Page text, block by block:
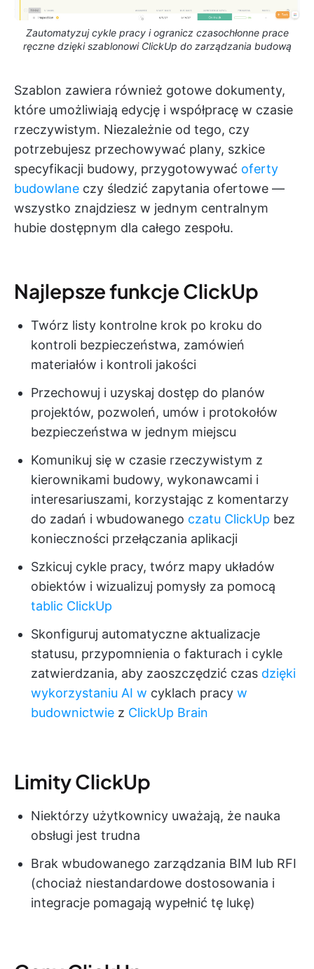
Zautomatyzuj cykle pracy i ogranicz czasochłonne prace
ręczne dzięki szablonowi ClickUp do zarządzania budową
Szablon zawiera również gotowe dokumenty,
które umożliwiają edycję i współpracę w czasie
rzeczywistym. Niezależnie od tego, czy
potrzebujesz przechowywać plany, szkice
specyfikacji budowy, przygotowywać oferty
budowlane czy śledzić zapytania ofertowe —
wszystko znajdziesz w jednym centralnym
hubie dostępnym dla całego zespołu.
Najlepsze funkcje ClickUp
Twórz listy kontrolne krok po kroku do
kontroli bezpieczeństwa, zamówień
materiałów i kontroli jakości
Przechowuj i uzyskaj dostęp do planów
projektów, pozwoleń, umów i protokołów
bezpieczeństwa w jednym miejscu
Komunikuj się w czasie rzeczywistym z
kierownikami budowy, wykonawcami i
interesariuszami, korzystając z komentarzy
do zadań i wbudowanego czatu ClickUp bez
konieczności przełączania aplikacji
Szkicuj cykle pracy, twórz mapy układów
obiektów i wizualizuj pomysły za pomocą
tablic ClickUp
Skonfiguruj automatyczne aktualizacje
statusu, przypomnienia o fakturach i cykle
zatwierdzania, aby zaoszczędzić czas dzięki
wykorzystaniu AI w cyklach pracy w
budownictwie z ClickUp Brain
Limity ClickUp
Niektórzy użytkownicy uważają, że nauka
obsługi jest trudna
Brak wbudowanego zarządzania BIM lub RFI
(chociaż niestandardowe dostosowania i
integracje pomagają wypełnić tę lukę)